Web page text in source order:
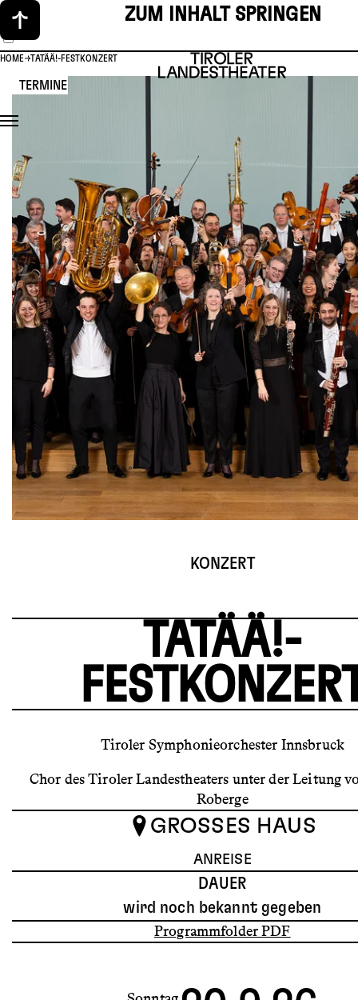
ZUM INHALT SPRINGEN
HOME TATÄÄ!-FESTKONZERT
TERMINE
KONZERT
TATÄÄ!-
Tiroler Symphonieorchester Innsbruck
Chor des Tiroler Landestheaters unter der Leitung
Roberge
GROSSES HAUS
ANREISE
DAUER
wird noch bekannt gegeben
Programmfolder PDF